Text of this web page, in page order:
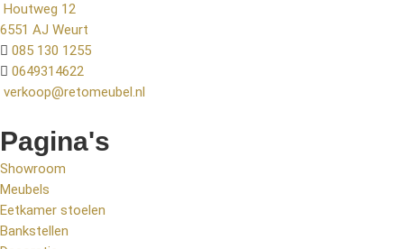
Houtweg 12
6551 AJ Weurt
085 130 1255
0649314622
verkoop@retomeubel.nl
Pagina's
Showroom
Meubels
Eetkamer stoelen
Bankstellen